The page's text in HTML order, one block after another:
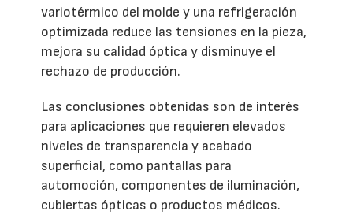
variotérmico del molde y una refrigeración
optimizada reduce las tensiones en la pieza,
mejora su calidad óptica y disminuye el
rechazo de producción.
Las conclusiones obtenidas son de interés
para aplicaciones que requieren elevados
niveles de transparencia y acabado
superficial, como pantallas para
automoción, componentes de iluminación,
cubiertas ópticas o productos médicos.